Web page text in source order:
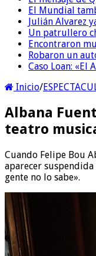
El Mundial
Julián Alvarez
Un patrullero
Encontraron
Robaron un
Caso Loan: «El
Inicio/
Albana
teatro
Cuando Felipe Bou
aparecer
gente no lo sabe».